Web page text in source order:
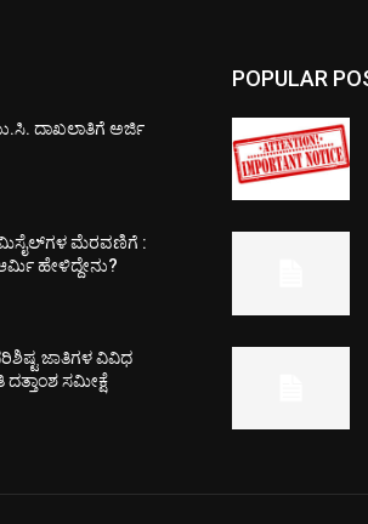
ದಾಖಲಾತಿಗೆ ಅರ್ಜಿ
ಮೆರವಣಿಗೆ :
ಹೇಳಿದ್ದೇನು?
ಜಾತಿಗಳ ವಿವಿಧ
ಸಮೀಕ್ಷೆ
POPULAR